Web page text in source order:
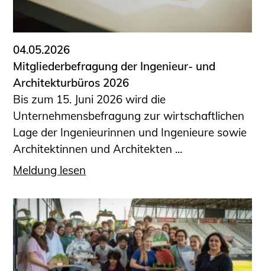
04.05.2026
Mitgliederbefragung der Ingenieur- und
Architekturbüros 2026
Bis zum 15. Juni 2026 wird die
Unternehmensbefragung zur wirtschaftlichen
Lage der Ingenieurinnen und Ingenieure sowie
Architektinnen und Architekten ...
Meldung lesen